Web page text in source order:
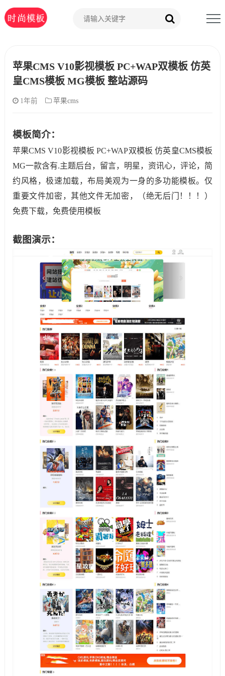
苹果CMS V10影视模板 PC+WAP双模板 仿英
皇CMS模板 MG模板 整站源码
1年前 苹果cms
模板简介：
苹果CMS V10影视模板 PC+WAP双模板 仿英皇CMS模板
MG一款含有.主题后台，留言，明星，资讯心，评论，简
约风格，极速加载，布局美观为一身的多功能模板。仅
重要文件加密，其他文件无加密，（绝无后门！！！）
免费下载，免费使用模板
截图演示：